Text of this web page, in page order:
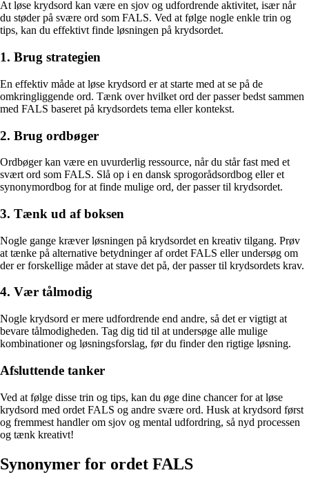
At løse krydsord kan være en sjov og udfordrende aktivitet, især når
du støder på svære ord som FALS. Ved at følge nogle enkle trin og
tips, kan du effektivt finde løsningen på krydsordet.
1. Brug strategien
En effektiv måde at løse krydsord er at starte med at se på de
omkringliggende ord. Tænk over hvilket ord der passer bedst sammen
med FALS baseret på krydsordets tema eller kontekst.
2. Brug ordbøger
Ordbøger kan være en uvurderlig ressource, når du står fast med et
svært ord som FALS. Slå op i en dansk sprogorådsordbog eller et
synonymordbog for at finde mulige ord, der passer til krydsordet.
3. Tænk ud af boksen
Nogle gange kræver løsningen på krydsordet en kreativ tilgang. Prøv
at tænke på alternative betydninger af ordet FALS eller undersøg om
der er forskellige måder at stave det på, der passer til krydsordets krav.
4. Vær tålmodig
Nogle krydsord er mere udfordrende end andre, så det er vigtigt at
bevare tålmodigheden. Tag dig tid til at undersøge alle mulige
kombinationer og løsningsforslag, før du finder den rigtige løsning.
Afsluttende tanker
Ved at følge disse trin og tips, kan du øge dine chancer for at løse
krydsord med ordet FALS og andre svære ord. Husk at krydsord først
og fremmest handler om sjov og mental udfordring, så nyd processen
og tænk kreativt!
Synonymer for ordet FALS